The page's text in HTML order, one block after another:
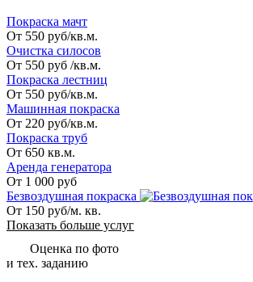
Покраска мачт
От 550 руб/кв.м.
Очистка силосов
От 550 руб /кв.м.
Покраска лестниц
От 550 руб/кв.м.
Машинная покраска
От 220 руб/кв.м.
Покраска труб
От 650 кв.м.
Аренда генератора
От 1 000 руб
Безвоздушная покраска
От 150 руб/м. кв.
Показать больше услуг
Оценка по фото
и тех. заданию